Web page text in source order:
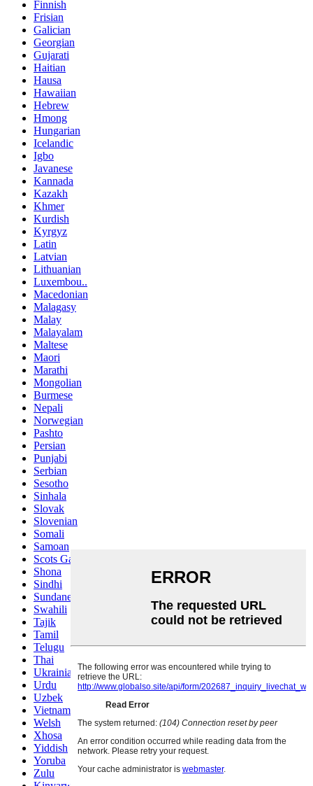
Finnish
Frisian
Galician
Georgian
Gujarati
Haitian
Hausa
Hawaiian
Hebrew
Hmong
Hungarian
Icelandic
Igbo
Javanese
Kannada
Kazakh
Khmer
Kurdish
Kyrgyz
Latin
Latvian
Lithuanian
Luxembou..
Macedonian
Malagasy
Malay
Malayalam
Maltese
Maori
Marathi
Mongolian
Burmese
Nepali
Norwegian
Pashto
Persian
Punjabi
Serbian
Sesotho
Sinhala
Slovak
Slovenian
Somali
Samoan
Scots Gaelic
Shona
Sindhi
Sundanese
Swahili
Tajik
Tamil
Telugu
Thai
Ukrainian
Urdu
Uzbek
Vietnamese
Welsh
Xhosa
Yiddish
Yoruba
Zulu